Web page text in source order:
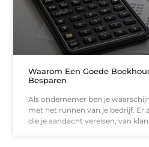
Waarom Een Goede
Besparen
Als ondernemer ben je
met het runnen van je bedrijf. Er
die je aandacht vereisen, van